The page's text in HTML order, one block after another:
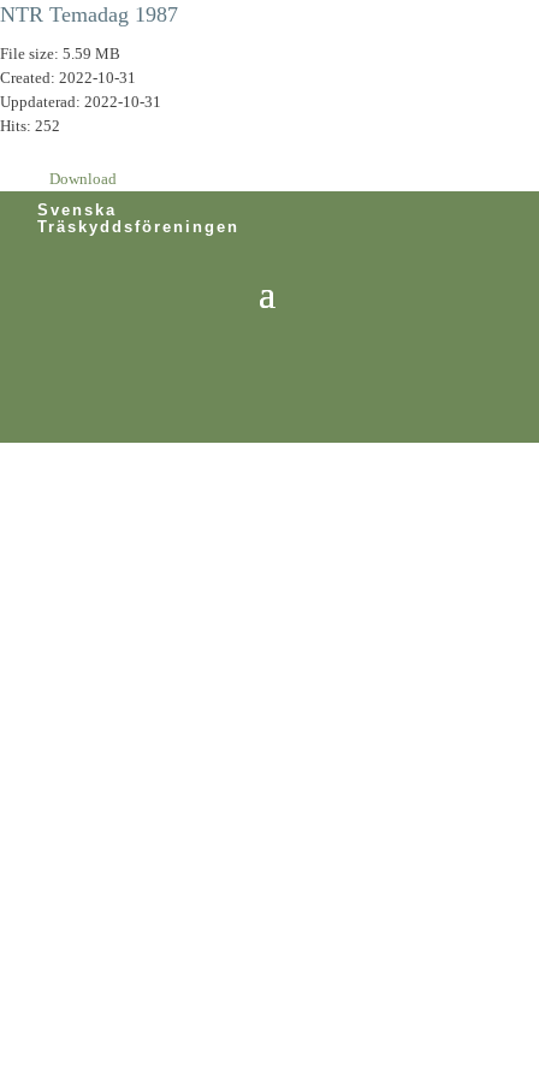
NTR Temadag 1987
File size: 5.59 MB
Created: 2022-10-31
Uppdaterad: 2022-10-31
Hits: 252
Download
Svenska
Träskyddsföreningen